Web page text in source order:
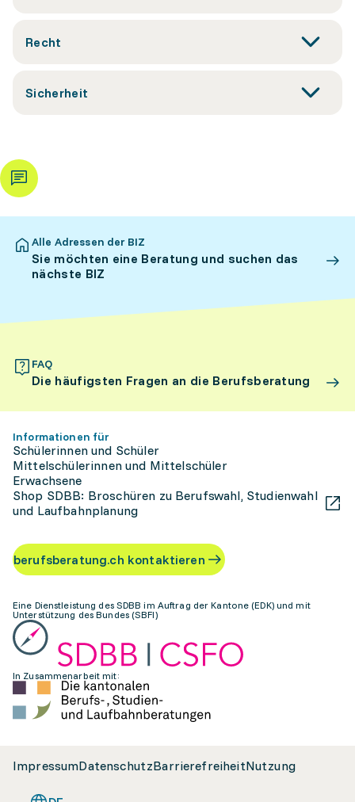
Recht
Sicherheit
Alle Adressen der BIZ
Sie möchten eine Beratung und suchen das
nächste BIZ
FAQ
Die häufigsten Fragen an die Berufsberatung
Informationen für
Schülerinnen und Schüler
Mittelschülerinnen und Mittelschüler
Erwachsene
Shop SDBB: Broschüren zu Berufswahl, Studienwahl
und Laufbahnplanung
berufsberatung.ch kontaktieren
Eine Dienstleistung des SDBB im Auftrag der Kantone (EDK) und mit
Unterstützung des Bundes (SBFI)
In Zusammenarbeit mit:
ImpressumDatenschutzBarrierefreiheitNutzung